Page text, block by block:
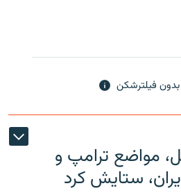
فیلترشکن
مواضع ترامپ و
ستایش کرد